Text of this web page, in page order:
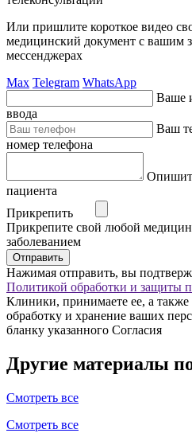
Или пришлите короткое видео
медицинский документ с вашим
мессенджерах
Max Telegram WhatsApp
Ваше
ввода
Ваш
номер телефона
пациента
Прикрепить
Прикрепите свой любой
заболеванием
Отправить
Нажимая отправить, вы
Политикой обработки и защиты
Клиники, принимаете ее, а также
обработку и хранение ваших
бланку указанного Согласия
Другие материалы
Смотреть все
Смотреть все